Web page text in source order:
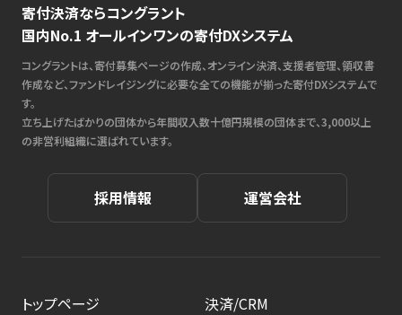
寄付決済ならコングラント
国内No.1 オールインワンの寄付DXシステム
コングラントは、寄付募集ページの作成、オンライン決済、支援者管理、領収書
作成など、ファンドレイジングに必要な全ての機能が揃った寄付DXシステムで
す。
立ち上げたばかりの団体から年間収入数十億円規模の団体まで、3,000以上
の非営利組織に選ばれています。
採用情報 運営会社
トップページ
決済/CRM